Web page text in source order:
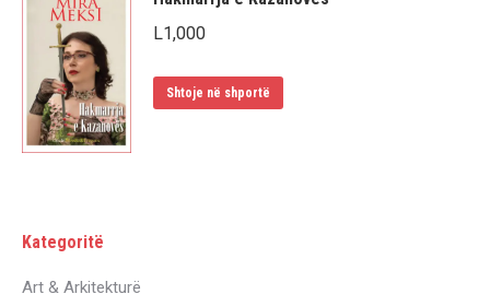
L1,000
Shtoje në shportë
Kategoritë
Art & Arkitekturë